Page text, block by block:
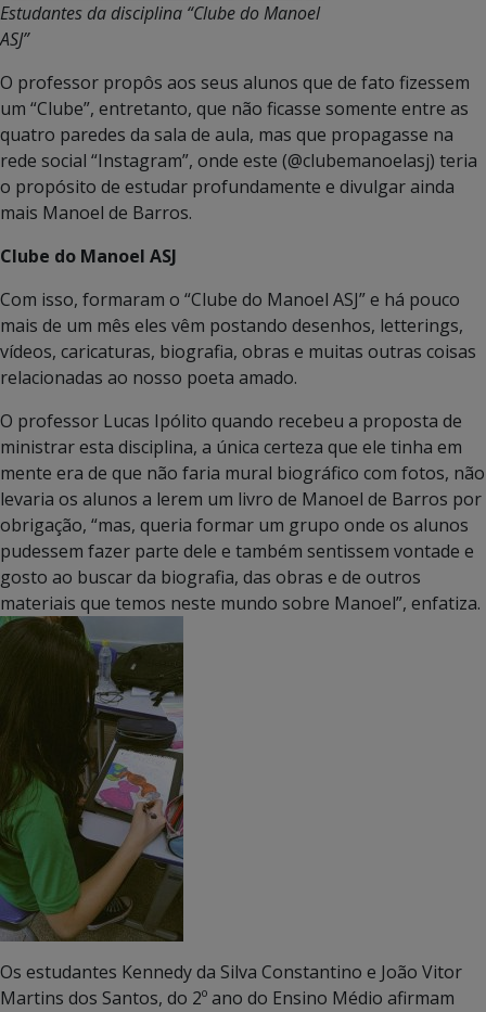
Estudantes da disciplina “Clube do Manoel
ASJ”
O professor propôs aos seus alunos que de fato fizessem
um “Clube”, entretanto, que não ficasse somente entre as
quatro paredes da sala de aula, mas que propagasse na
rede social “Instagram”, onde este (@clubemanoelasj) teria
o propósito de estudar profundamente e divulgar ainda
mais Manoel de Barros.
Clube do Manoel ASJ
Com isso, formaram o “Clube do Manoel ASJ” e há pouco
mais de um mês eles vêm postando desenhos, letterings,
vídeos, caricaturas, biografia, obras e muitas outras coisas
relacionadas ao nosso poeta amado.
O professor Lucas Ipólito quando recebeu a proposta de
ministrar esta disciplina, a única certeza que ele tinha em
mente era de que não faria mural biográfico com fotos, não
levaria os alunos a lerem um livro de Manoel de Barros por
obrigação, “mas, queria formar um grupo onde os alunos
pudessem fazer parte dele e também sentissem vontade e
gosto ao buscar da biografia, das obras e de outros
materiais que temos neste mundo sobre Manoel”, enfatiza.
Os estudantes Kennedy da Silva Constantino e João Vitor
Martins dos Santos, do 2º ano do Ensino Médio afirmam